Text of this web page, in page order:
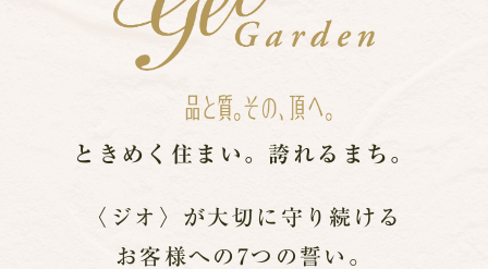
ときめく住まい。 誇れるまち。
〈ジオ〉が大切に守り続ける
お客様への7つの誓い。